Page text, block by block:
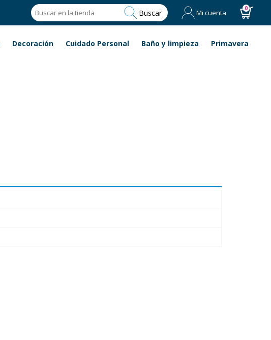
Buscar Mi cuenta 0
Decoración Cuidado Personal Baño y limpieza Primavera